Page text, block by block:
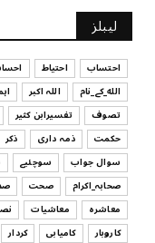
UNCATEGORIZED
کیا آپ اپنے باس کو
July 29, 2026
UNCATEGORIZED
اس وقت آپ کا موڈ
July 29, 2026
UNCATEGORIZED
قرض لینے اور دینے
July 29, 2026
لیبلز
احتساب احتیاط
الله_کے_نام
اللہ اکبر
تصوف
تفسیرابن کثیر
حکمت
ذمہ داری ذکر
سوال جواب
سوچئیے
صحابہ_اکرام
صحت
معاشرہ
معاشیات
کاروبار
کامیابی کردار